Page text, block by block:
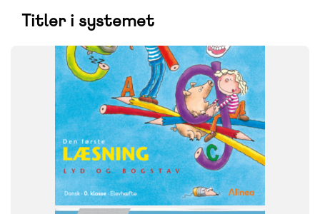
Titler i systemet
SYSTEM
Den første læsning
Børnehaveklasse
NIVEAU
0. klasse